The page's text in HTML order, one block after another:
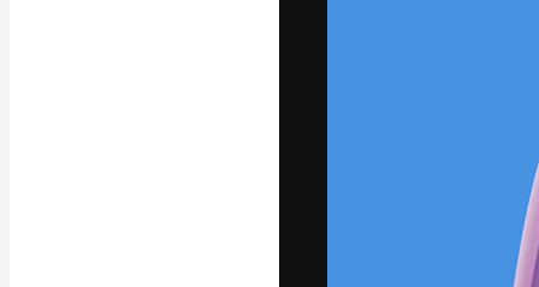
La plataforma
trabajo. Más
entre